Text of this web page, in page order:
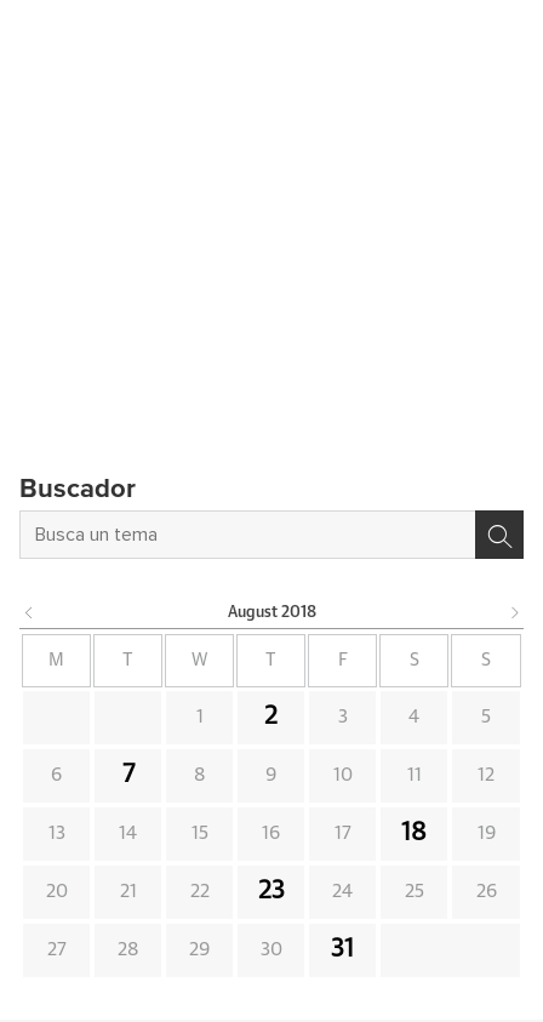
Buscador
August 2018
M W F S S
1 2 3 4 5
6 7 8 9 10 11 12
13 14 15 16 17 18 19
20 21 22 23 24 25 26
27 28 29 30 31